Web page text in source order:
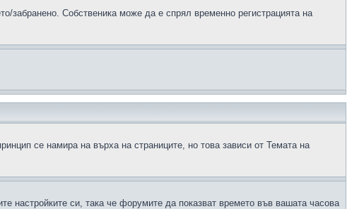
забранено. Собственика може да е спрял временно регистрацията на
се намира на върха на страниците, но това зависи от Темата на
настройките си, така че форумите да показват времето във вашата часова